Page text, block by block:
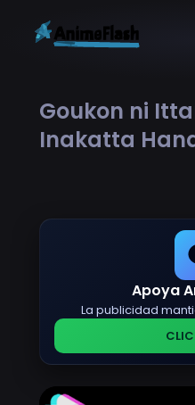
Goukon ni
Inakatta
Apoya
La publicidad